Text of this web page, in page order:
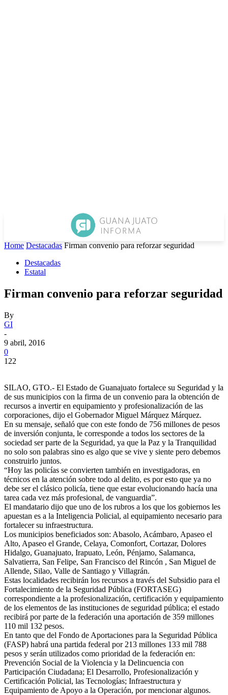
Home Destacadas Firman convenio para reforzar seguridad
Destacadas
Estatal
Firman convenio para reforzar seguridad
By
GI
-
9 abril, 2016
0
122
SILAO, GTO.- El Estado de Guanajuato fortalece su Seguridad y la
de sus municipios con la firma de un convenio para la obtención de
recursos a invertir en equipamiento y profesionalización de las
corporaciones, dijo el Gobernador Miguel Márquez Márquez.
En su mensaje, señaló que con este fondo de 756 millones de pesos
de inversión conjunta, le corresponde a todos los sectores de la
sociedad ser parte de la Seguridad, ya que la Paz y la Tranquilidad
no solo son palabras sino es algo que se vive y siente pero debemos
construirlo juntos.
“Hoy las policías se convierten también en investigadoras, en
técnicos en la atención sobre todo al delito, es por esto que ya no
debe ser el clásico policía, tiene que estar evolucionando hacía una
tarea cada vez más profesional, de vanguardia”.
El mandatario dijo que uno de los rubros a los que los gobiernos les
apuestan es a la Inteligencia Policial, al equipamiento necesario para
fortalecer su infraestructura.
Los municipios beneficiados son: Abasolo, Acámbaro, Apaseo el
Alto, Apaseo el Grande, Celaya, Comonfort, Cortazar, Dolores
Hidalgo, Guanajuato, Irapuato, León, Pénjamo, Salamanca,
Salvatierra, San Felipe, San Francisco del Rincón , San Miguel de
Allende, Silao, Valle de Santiago y Villagrán.
Estas localidades recibirán los recursos a través del Subsidio para el
Fortalecimiento de la Seguridad Pública (FORTASEG)
correspondiente a la profesionalización, certificación y equipamiento
de los elementos de las instituciones de seguridad pública; el estado
recibirá por parte de la federación una aportación de 359 millones
110 mil 132 pesos.
En tanto que del Fondo de Aportaciones para la Seguridad Pública
(FASP) habrá una partida federal por 213 millones 133 mil 788
pesos y serán utilizados como prioridad de la federación en:
Prevención Social de la Violencia y la Delincuencia con
Participación Ciudadana; El Desarrollo, Profesionalización y
Certificación Policial, las Tecnologías; Infraestructura y
Equipamiento de Apoyo a la Operación, por mencionar algunos.